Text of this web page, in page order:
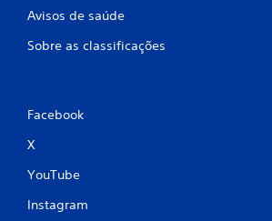
Avisos de saúde
Sobre as classificações
Facebook
X
YouTube
Instagram